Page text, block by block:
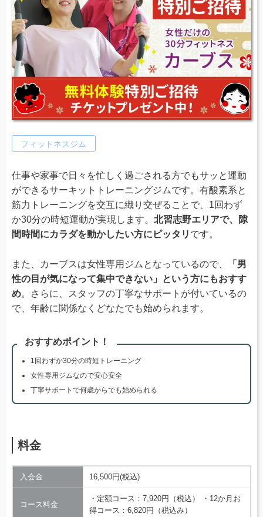
フィットネスジム
仕事や家事で日々を忙しく過ごされる方でもサッと運動
ができるサーキットトレーニングジムです。有酸素系と
筋力トレーニングを交互に織り交ぜることで、1回わず
か30分の時短運動が実現します。 北習志野エリアで、隙
間時間にカラダを動かしたい方にピッタリ です。
また、カーブスは女性専用ジムとなっているので、
「男
性の目が気になって集中できない」という方にもおすす
め。さらに、スタッフの丁寧なサポートが付いているの
で、年齢に関係なくどなたでも始められます。
おすすめポイント！
1回わずか30分の時短トレーニング
女性専用ジムなので安心安全
丁寧サポートで何歳からでも始められる
料金
入会金 16,500円(税込)
コース料金
・定額コース：7,920円（税込） ・12か月お
得コース：6,820円（税込み）